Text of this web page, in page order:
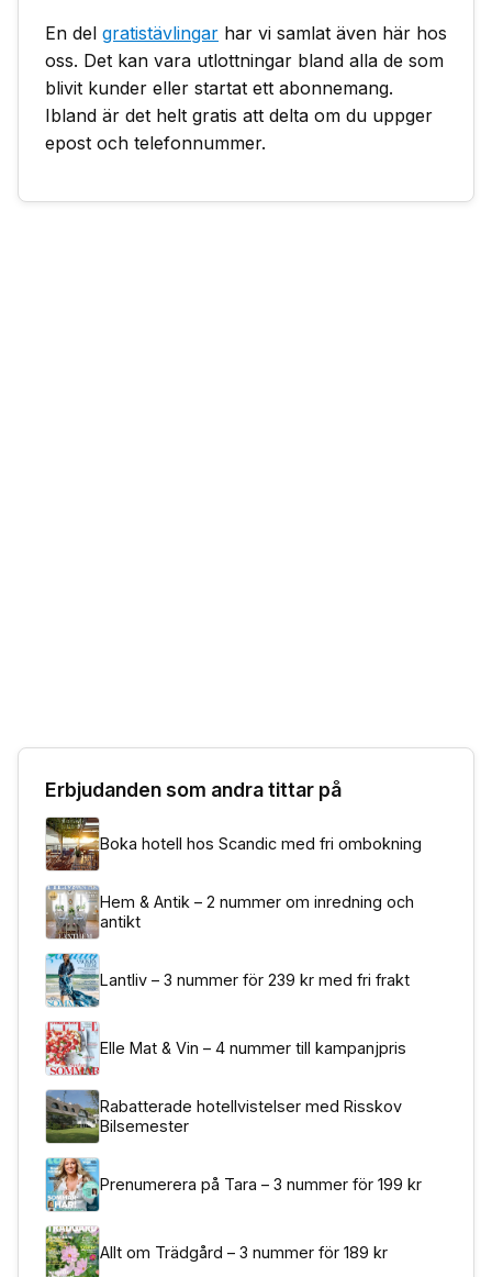
En del gratistävlingar har vi samlat även här hos
oss. Det kan vara utlottningar bland alla de som
blivit kunder eller startat ett abonnemang.
Ibland är det helt gratis att delta om du uppger
epost och telefonnummer.
Erbjudanden som andra tittar på
Boka hotell hos Scandic med fri ombokning
Hem & Antik – 2 nummer om inredning och
antikt
Lantliv – 3 nummer för 239 kr med fri frakt
Elle Mat & Vin – 4 nummer till kampanjpris
Rabatterade hotellvistelser med Risskov
Bilsemester
Prenumerera på Tara – 3 nummer för 199 kr
Allt om Trädgård – 3 nummer för 189 kr